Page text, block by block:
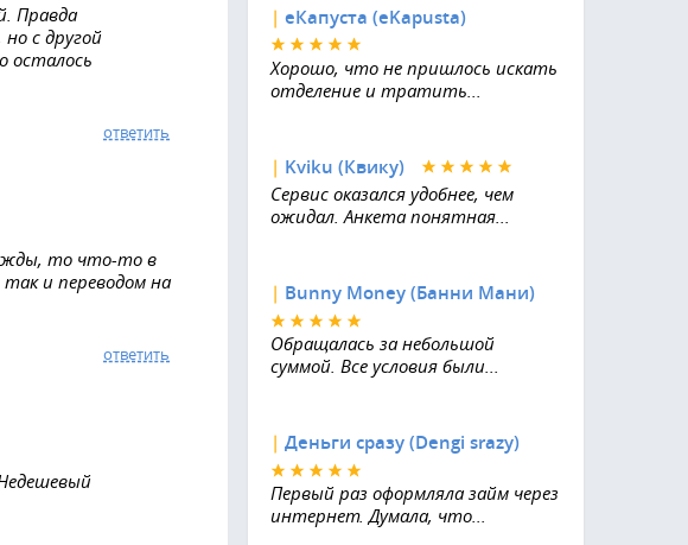
Правда
с другой
осталось
ответить
то что-то в
и переводом на
ответить
| еКапуста (eKapusta)
Хорошо, что не пришлось искать
отделение и тратить...
| Kviku (Квику)
Сервис оказался удобнее, чем
ожидал. Анкета понятная...
| Bunny Money (Банни Мани)
Обращалась за небольшой
суммой. Все условия были...
| Деньги сразу (Dengi srazy)
Первый раз оформляла займ через
интернет. Думала, что...